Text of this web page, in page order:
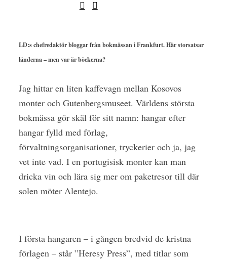
LD:s chefredaktör bloggar från bokmässan i Frankfurt. Här storsatsar
länderna – men var är böckerna?
Jag hittar en liten kaffevagn mellan Kosovos
monter och Gutenbergsmuseet. Världens största
bokmässa gör skäl för sitt namn: hangar efter
hangar fylld med förlag,
förvaltningsorganisationer, tryckerier och ja, jag
vet inte vad. I en portugisisk monter kan man
dricka vin och lära sig mer om paketresor till där
solen möter Alentejo.
I första hangaren – i gången bredvid de kristna
förlagen – står ”Heresy Press”, med titlar som